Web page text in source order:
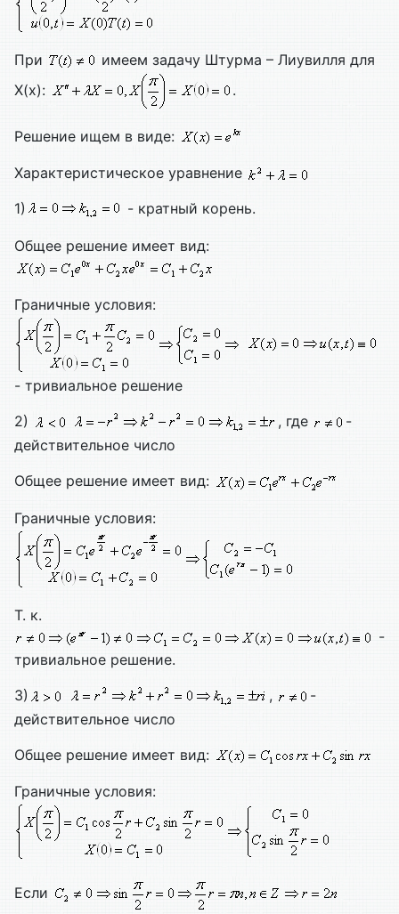
При
имеем задачу Штурма – Лиувилля для
X(x):
.
Решение ищем в виде:
Характеристическое уравнение
1) - кратный корень.
Общее решение имеет вид:
Граничные условия:
- тривиальное решение
2)
, где
-
действительное число
Общее решение имеет вид:
Граничные условия:
Т. к.
-
тривиальное решение.
3)
,
-
действительное число
Общее решение имеет вид:
Граничные условия:
Если